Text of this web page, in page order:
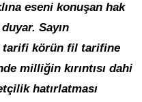
eseni konuşan hak
Sayın
tarifi körün fil tarifine
milliğin kırıntısı dahi
hatırlatması